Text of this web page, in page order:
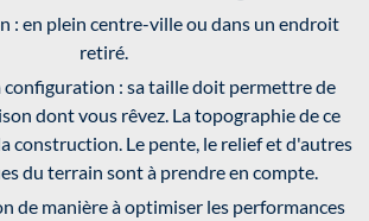
: en plein centre-ville ou dans un endroit
retiré.
configuration : sa taille doit permettre de
dont vous rêvez. La topographie de ce
construction. Le pente, le relief et d'autres
du terrain sont à prendre en compte.
de manière à optimiser les performances